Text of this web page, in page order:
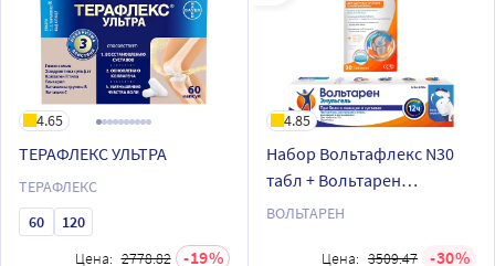
4.65
ТЕРАФЛЕКС УЛЬТРА
ТЕРАФЛЕКС
60
120
Цена: 2778.82
19
4.85
Набор Вольтафлекс N30
табл + Вольтарен
эмульгель 2% гель д/
150,0 со скидкой
ВОЛЬТАРЕН
Цена: 3509.47 30